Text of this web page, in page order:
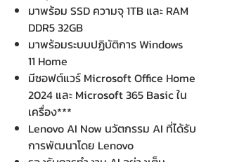
มาพร้อม SSD ความจุ 1TB และ RAM
DDR5 32GB
มาพร้อมระบบปฏิบัติการ Windows
11 Home
มีซอฟต์แวร์ Microsoft Office Home
2024 และ Microsoft 365 Basic ใน
เครื่อง***
Lenovo AI Now นวัตกรรม AI ที่ได้รับ
การพัฒนาโดย Lenovo